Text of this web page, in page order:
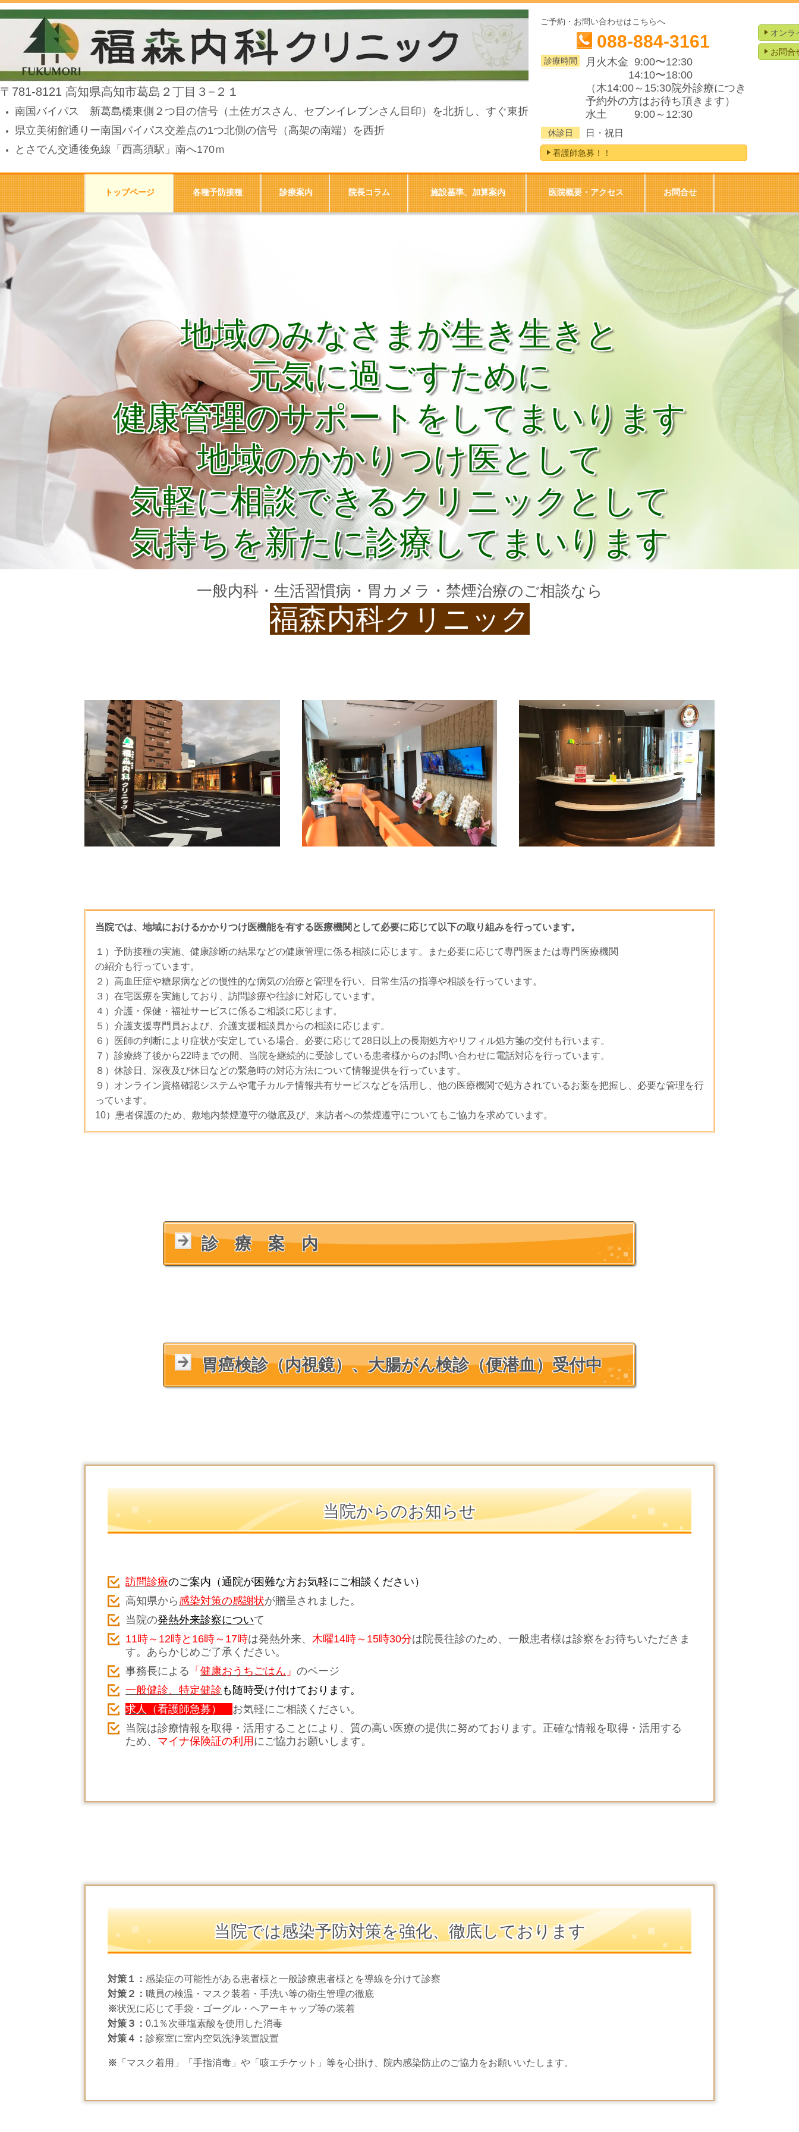
〒781-8121 高知県高知市葛島２丁目３−２１
南国バイパス 新葛島橋東側２つ目の信号（土佐ガスさん、セブンイレブンさん目印） を北折し、すぐ東折
県立美術館通りー南国バイパス交差点の1つ北側の信号（高架の南端）を西折
とさでん交通後免線「西高須駅」南へ170ｍ
ご予約・お問い合わせはこちらへ
088-884-3161
診療時間
月火木金 9:00〜12:30
14:10〜18:00
（木14:00～15:30院外診療につき
予約外の方はお待ち頂きます）
水土 9:00～12:30
休診日 日・祝日
看護師急募！！
オンラ
お問合
トップページ 各種予防接種 診療案内 院長コラム 施設基準、加算案内 医院概要・アクセス お問合せ
地域のみなさまが生き生きと
元気に過ごすために
健康管理のサポートをしてまいります
地域のかかりつけ医として
気軽に相談できるクリニックとして
気持ちを新たに診療してまいります
一般内科・生活習慣病・胃カメラ・禁煙治療のご相談なら
福森内科クリニック
当院では、地域におけるかかりつけ医機能を有する医療機関として必要に応じて以下の取り組みを行っています。
１）予防接種の実施、健康診断の結果などの健康管理に係る相談に応じます。また必要に応じて専門医または専門医療機関
の紹介も行っています。
２）高血圧症や糖尿病などの慢性的な病気の治療と管理を行い、日常生活の指導や相談を行っています。
３）在宅医療を実施しており、訪問診療や往診に対応しています。
４）介護・保健・福祉サービスに係るご相談に応じます。
５）介護支援専門員および、介護支援相談員からの相談に応じます。
６）医師の判断により症状が安定している場合、必要に応じて28日以上の長期処方やリフィル処方箋の交付も行います。
７）診療終了後から22時までの間、当院を継続的に受診している患者様からのお問い合わせに電話対応を行っています。
８）休診日、深夜及び休日などの緊急時の対応方法について情報提供を行っています。
９）オンライン資格確認システムや電子カルテ情報共有サービスなどを活用し、他の医療機関で処方されているお薬を把握し、必要な管理を行
っています。
10）患者保護のため、敷地内禁煙遵守の徹底及び、来訪者への禁煙遵守についてもご協力を求めています。
診 療 案 内
胃癌検診（内視鏡）、大腸がん検診（便潜血）受付中
当院からのお知らせ
訪問診療のご案内（通院が困難な方お気軽にご相談ください）
高知県から 感染対策の感謝状が贈呈されました。
当院の発熱外来診察について
11時～12時と16時～17時は発熱外来、 木曜14時～15時30分は院長往診のため、一般患者様は診察をお待ちいただきま
す。あらかじめご了承ください。
事務長による 「健康おうちごはん 」のページ
一般健診、特定健診 も随時受け付けております。
求人
（看護師急募） お気軽にご相談ください。
当院は診療情報を取得・活用することにより、質の高い医療の提供に努めております。正確な情報を取得・活用する
ため、 マイナ保険証の利用 にご協力お願いします。
当院では感染予防対策を強化、徹底しております
対策１： 感染症の可能性がある患者様と一般診療患者様とを導線を分けて診察
対策２：職員の検温・マスク装着・手洗い等の衛生管理の徹底
※状況に応じて手袋・ゴーグル・ヘアーキャップ等の装着
対策３ ：0.1％次亜塩素酸を使用した消毒
対策４ ：診察室に室内空気洗浄装置設置
※ 「マスク着用」「手指消毒」や「咳エチケット」等を心掛け、院内感染防止のご協力をお願いいたします。